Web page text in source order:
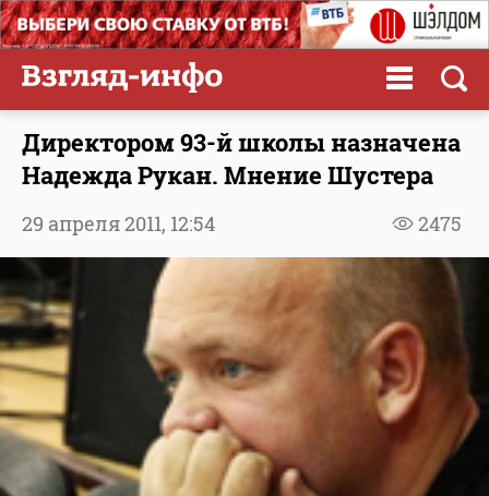
Директором 93-й школы назначена
Надежда Рукан. Мнение Шустера
2475
29 апреля 2011, 12:54